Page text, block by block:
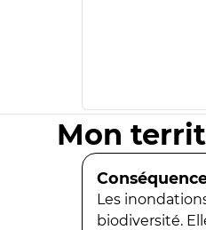
Mon
Les
biodiversité.